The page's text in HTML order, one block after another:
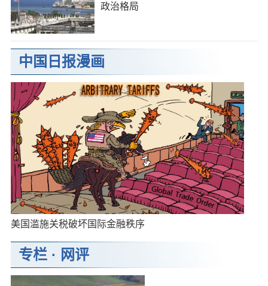
政治格局
中国日报漫画
美国滥施关税破坏国际金融秩序
专栏· 网评